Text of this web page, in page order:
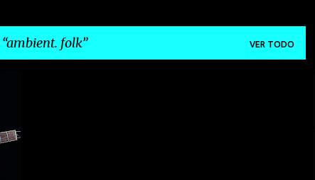
ambient. folk VER TODO